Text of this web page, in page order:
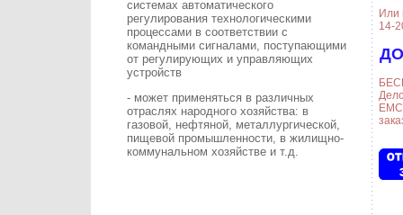
системах автоматического
регулирования технологическими
процессами в соответствии с
командными сигналами, поступающими
от регулирующих и управляющих
устройств
- может применяться в различных
отраслях народного хозяйства: в
газовой, нефтяной, металлургической,
пищевой промышленности, в жилищно-
коммунальном хозяйстве и т.д.
Или
14-